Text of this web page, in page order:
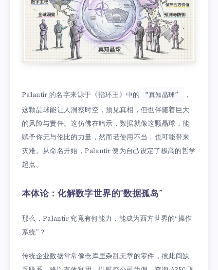
Palantir 的名字来源于《指环王》中的 “真知晶球”
，
这颗晶球能让人洞察时空，预见真相，但也伴随着巨大
的风险与责任。这仿佛在暗示，数据就像这颗晶球，能
赋予你无与伦比的力量，然而若使用不当，也可能带来
灾难。从命名开始，Palantir 便为自己设定了极高的哲学
起点。
本体论：化解数字世界的“数据孤岛”
那么，Palantir 究竟有何能力，能成为西方世界的“操作
系统”？
传统企业数据常常像仓库里杂乱无章的零件，彼此间缺